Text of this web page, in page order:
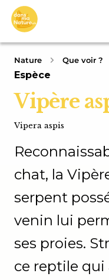
Nature Que voir ?
Espèce
Vipère
Vipera aspis
chat, la
serpent
venin lui
ses proies.
ce reptile qui